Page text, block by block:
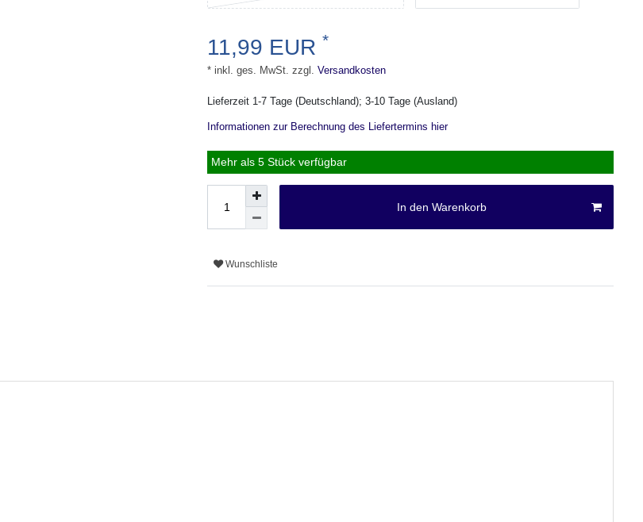
11,99 EUR *
* inkl. ges. MwSt. zzgl. Versandkosten
Lieferzeit 1-7 Tage (Deutschland); 3-10 Tage (Ausland)
Informationen zur Berechnung des Liefertermins hier
Mehr als 5 Stück verfügbar
In den Warenkorb
Wunschliste